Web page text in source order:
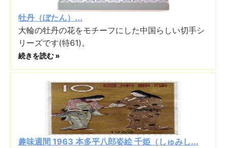
牡丹（ぼたん）...
大輪の牡丹の花をモチーフにした中国らしい切手シ
リーズです(特61)。
続きを読む »
趣味週間 1963 本多平八郎姿絵 千姫（しゅみし...